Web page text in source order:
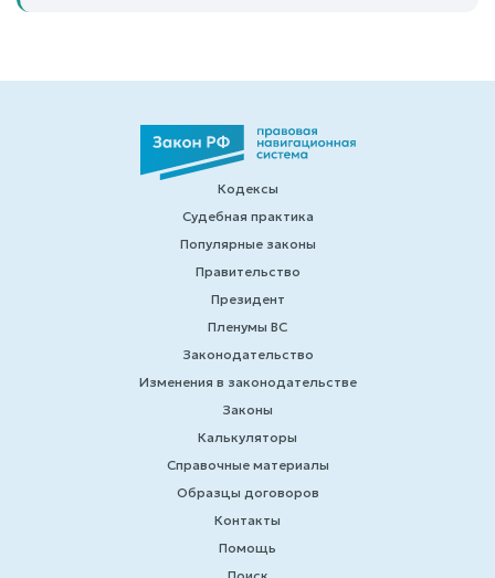
Кодексы
Судебная практика
Популярные законы
Правительство
Президент
Пленумы ВС
Законодательство
Изменения в законодательстве
Законы
Калькуляторы
Справочные материалы
Образцы договоров
Контакты
Помощь